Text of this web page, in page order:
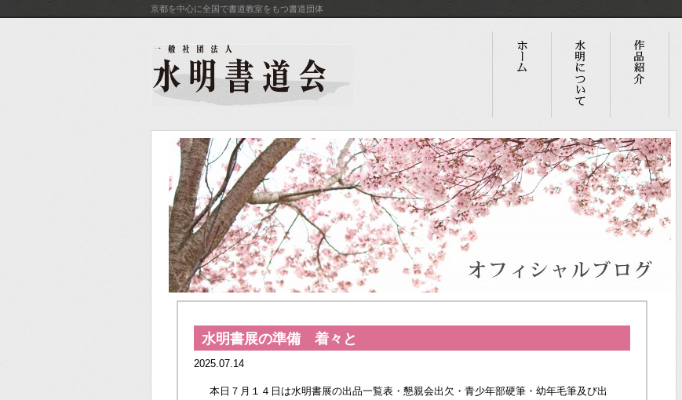
京都を中心に全国で書道教室をもつ書道団体
水明書展の準備 着々と
2025.07.14
本日７月１４日は水明書展の出品一覧表・懇親会出欠・青少年部硬筆・幼年毛筆及び出